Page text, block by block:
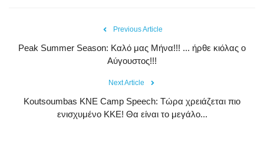
Previous Article
Peak Summer Season: Kαλό μας Μήνα!!! ... ήρθε κιόλας ο
Αύγουστος!!!
Next Article
Koutsoumbas KNE Camp Speech: Τώρα χρειάζεται πιο
ενισχυμένο ΚΚΕ! Θα είναι το μεγάλο...